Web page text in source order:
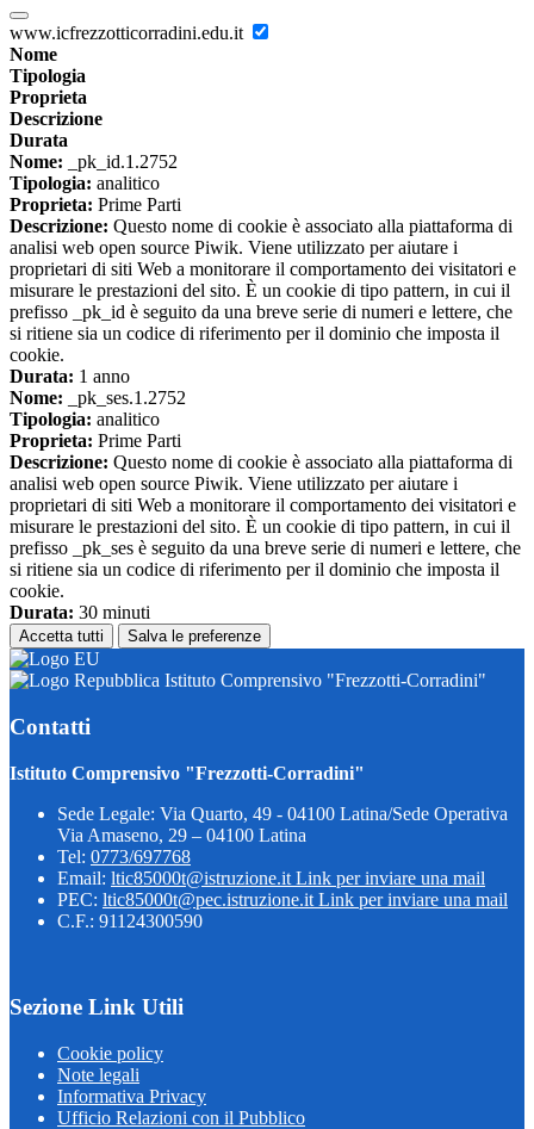
www.icfrezzotticorradini.edu.it
Nome
Tipologia
Proprieta
Descrizione
Durata
Nome: _pk_id.1.2752
Tipologia: analitico
Proprieta: Prime Parti
Descrizione: Questo nome di cookie è associato alla piattaforma di
analisi web open source Piwik. Viene utilizzato per aiutare i
proprietari di siti Web a monitorare il comportamento dei visitatori e
misurare le prestazioni del sito. È un cookie di tipo pattern, in cui il
prefisso _pk_id è seguito da una breve serie di numeri e lettere, che
si ritiene sia un codice di riferimento per il dominio che imposta il
cookie.
Durata: 1 anno
Nome: _pk_ses.1.2752
Tipologia: analitico
Proprieta: Prime Parti
Descrizione: Questo nome di cookie è associato alla piattaforma di
analisi web open source Piwik. Viene utilizzato per aiutare i
proprietari di siti Web a monitorare il comportamento dei visitatori e
misurare le prestazioni del sito. È un cookie di tipo pattern, in cui il
prefisso _pk_ses è seguito da una breve serie di numeri e lettere, che
si ritiene sia un codice di riferimento per il dominio che imposta il
cookie.
Durata: 30 minuti
Accetta tutti Salva le preferenze
Istituto Comprensivo "Frezzotti-Corradini"
Contatti
Istituto Comprensivo "Frezzotti-Corradini"
Sede Legale: Via Quarto, 49 - 04100 Latina/Sede Operativa
Via Amaseno, 29 – 04100 Latina
Tel: 0773/697768
Email: ltic85000t@istruzione.it Link per inviare una mail
PEC: ltic85000t@pec.istruzione.it Link per inviare una mail
C.F.: 91124300590
Sezione Link Utili
Cookie policy
Note legali
Informativa Privacy
Ufficio Relazioni con il Pubblico